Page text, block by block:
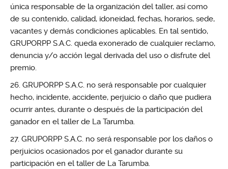
única responsable de la organización del taller, así como
de su contenido, calidad, idoneidad, fechas, horarios, sede,
vacantes y demás condiciones aplicables. En tal sentido,
GRUPORPP S.A.C. queda exonerado de cualquier reclamo,
denuncia y/o acción legal derivada del uso o disfrute del
premio.
GRUPORPP S.A.C. no será responsable por cualquier
hecho, incidente, accidente, perjuicio o daño que pudiera
ocurrir antes, durante o después de la participación del
ganador en el taller de La Tarumba.
GRUPORPP S.A.C. no será responsable por los daños o
perjuicios ocasionados por el ganador durante su
participación en el taller de La Tarumba.